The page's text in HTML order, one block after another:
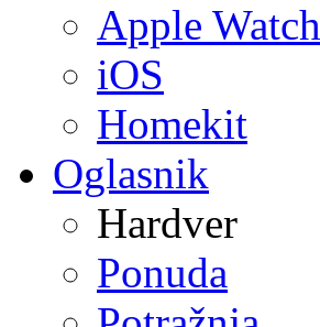
Apple Watch
iOS
Homekit
Oglasnik
Hardver
Ponuda